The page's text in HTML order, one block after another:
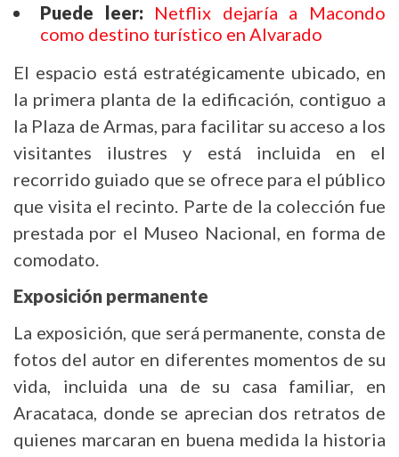
Puede leer: Netflix dejaría a Macondo
como destino turístico en Alvarado
El espacio está estratégicamente ubicado, en
la primera planta de la edificación, contiguo a
la Plaza de Armas, para facilitar su acceso a los
visitantes ilustres y está incluida en el
recorrido guiado que se ofrece para el público
que visita el recinto. Parte de la colección fue
prestada por el Museo Nacional, en forma de
comodato.
Exposición perma​nente
La exposición, que será permanente, consta de
fotos del autor en diferentes momentos de su
vida, incluida una de su casa familiar, en
Aracataca, donde se aprecian dos retratos de
quienes marcaran en buena medida la historia